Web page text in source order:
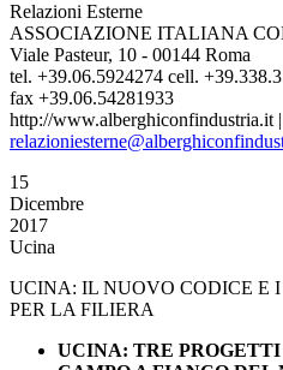
Relazioni Esterne
ASSOCIAZIONE ITALIANA
Viale Pasteur, 10 - 00144 Roma
tel. +39.06.5924274 cell.
fax +39.06.54281933
http://www.alberghiconfindustria.it |
15
Dicembre
2017
Ucina
UCINA: IL NUOVO CODICE E
PER LA FILIERA
UCINA: TRE